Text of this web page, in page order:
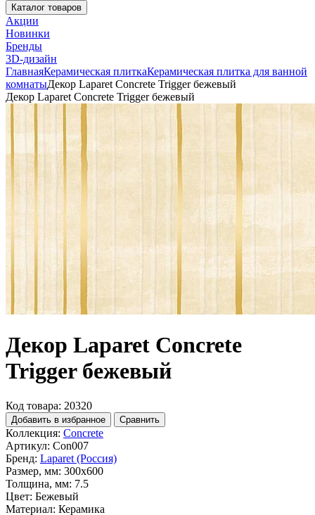
Каталог товаров
Акции
Новинки
Бренды
3D-дизайн
ГлавнаяКерамическая плиткаКерамическая плитка для ванной
комнатыДекор Laparet Concrete Trigger бежевый
Декор Laparet Concrete Trigger бежевый
Декор Laparet Concrete
Trigger бежевый
Код товара: 20320
Добавить в избранное Сравнить
Коллекция: Concrete
Артикул: Con007
Бренд: Laparet (Россия)
Размер, мм: 300x600
Толщина, мм: 7.5
Цвет: Бежевый
Материал: Керамика